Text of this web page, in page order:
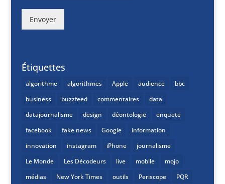
Envoyer
Étiquettes
algorithme algorithmes Apple audience
bbc
business
buzzfeed commentaires
data
datajournalisme
design déontologie
enquete
facebook
fake news Google
information
innovation
instagram iPhone
journalisme
Le Monde
Les Décodeurs live mobile
mojo
médias
New York Times outils Periscope PQR